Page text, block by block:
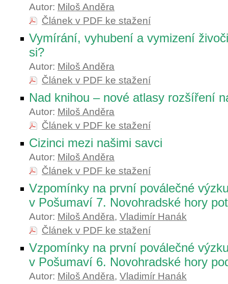
Autor: Miloš Anděra
Článek v PDF ke stažení
Vymírání, vyhubení a vymizení
si?
Autor: Miloš Anděra
Článek v PDF ke stažení
Nad knihou – nové atlasy rozšíření
Autor: Miloš Anděra
Článek v PDF ke stažení
Cizinci mezi našimi savci
Autor: Miloš Anděra
Článek v PDF ke stažení
Vzpomínky na první poválečné
v Pošumaví 7. Novohradské hory
Autor: Miloš Anděra, Vladimír Hanák
Článek v PDF ke stažení
Vzpomínky na první poválečné
v Pošumaví 6. Novohradské hory
Autor: Miloš Anděra, Vladimír Hanák